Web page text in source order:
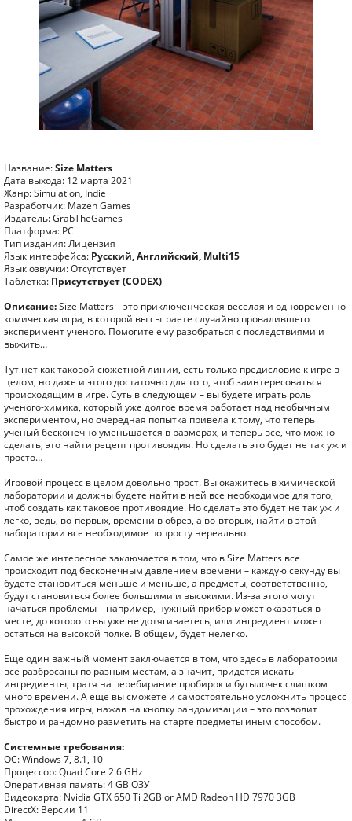
Название:Size Matters
Дата выхода: 12 марта 2021
Жанр: Simulation, Indie
Разработчик: Mazen Games
Издатель: GrabTheGames
Платформа: PC
Тип издания: Лицензия
Язык интерфейса: Русский, Английский, Multi15
Язык озвучки: Отсутствует
Таблетка: Присутствует (CODEX)
Описание:Size Matters – это приключенческая веселая и одновременно
комическая игра, в которой вы сыграете случайно провалившего
эксперимент ученого. Помогите ему разобраться с последствиями и
выжить…
Тут нет как таковой сюжетной линии, есть только предисловие к игре в
целом, но даже и этого достаточно для того, чтоб заинтересоваться
происходящим в игре. Суть в следующем – вы будете играть роль
ученого-химика, который уже долгое время работает над необычным
экспериментом, но очередная попытка привела к тому, что теперь
ученый бесконечно уменьшается в размерах, и теперь все, что можно
сделать, это найти рецепт противоядия. Но сделать это будет не так уж и
просто…
Игровой процесс в целом довольно прост. Вы окажитесь в химической
лаборатории и должны будете найти в ней все необходимое для того,
чтоб создать как таковое противоядие. Но сделать это будет не так уж и
легко, ведь, во-первых, времени в обрез, а во-вторых, найти в этой
лаборатории все необходимое попросту нереально.
Самое же интересное заключается в том, что в Size Matters все
происходит под бесконечным давлением времени – каждую секунду вы
будете становиться меньше и меньше, а предметы, соответственно,
будут становиться более большими и высокими. Из-за этого могут
начаться проблемы – например, нужный прибор может оказаться в
месте, до которого вы уже не дотягиваетесь, или ингредиент может
остаться на высокой полке. В общем, будет нелегко.
Еще один важный момент заключается в том, что здесь в лаборатории
все разбросаны по разным местам, а значит, придется искать
ингредиенты, тратя на перебирание пробирок и бутылочек слишком
много времени. А еще вы сможете и самостоятельно усложнить процесс
прохождения игры, нажав на кнопку рандомизации – это позволит
быстро и рандомно разметить на старте предметы иным способом.
Системные требования:
ОС: Windows 7, 8.1, 10
Процессор: Quad Core 2.6 GHz
Оперативная память: 4 GB ОЗУ
Видеокарта: Nvidia GTX 650 Ti 2GB or AMD Radeon HD 7970 3GB
DirectX: Версии 11